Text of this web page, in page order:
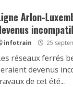
Arlon-
infotrain 25
réseaux ferrés
devenus
de cet été...